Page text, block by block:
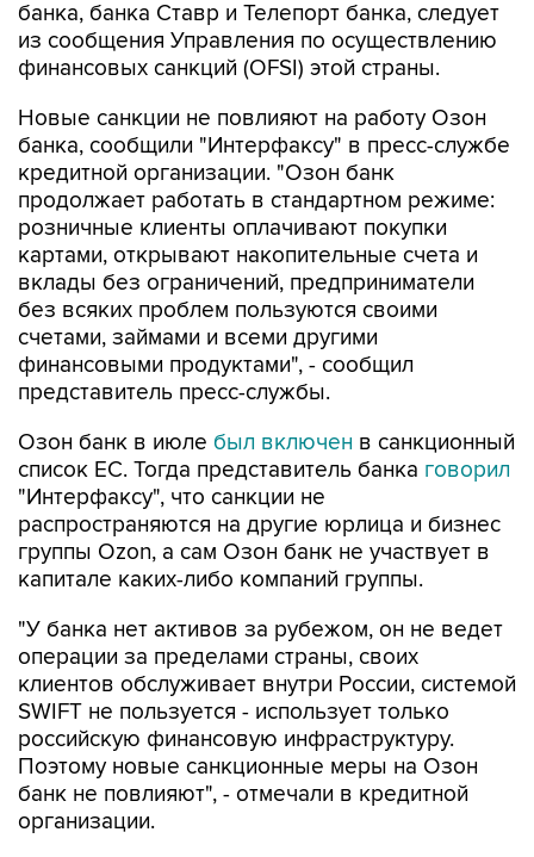
банка, банка Ставр и Телепорт банка, следует
из сообщения Управления по осуществлению
финансовых санкций (OFSI) этой страны.
Новые санкции не повлияют на работу Озон
банка, сообщили "Интерфаксу" в пресс-службе
кредитной организации. "Озон банк
продолжает работать в стандартном режиме:
розничные клиенты оплачивают покупки
картами, открывают накопительные счета и
вклады без ограничений, предприниматели
без всяких проблем пользуются своими
счетами, займами и всеми другими
финансовыми продуктами", - сообщил
представитель пресс-службы.
Озон банк в июле был включен в санкционный
список ЕС. Тогда представитель банка говорил
"Интерфаксу", что санкции не
распространяются на другие юрлица и бизнес
группы Ozon, а сам Озон банк не участвует в
капитале каких-либо компаний группы.
"У банка нет активов за рубежом, он не ведет
операции за пределами страны, своих
клиентов обслуживает внутри России, системой
SWIFT не пользуется - использует только
российскую финансовую инфраструктуру.
Поэтому новые санкционные меры на Озон
банк не повлияют", - отмечали в кредитной
организации.